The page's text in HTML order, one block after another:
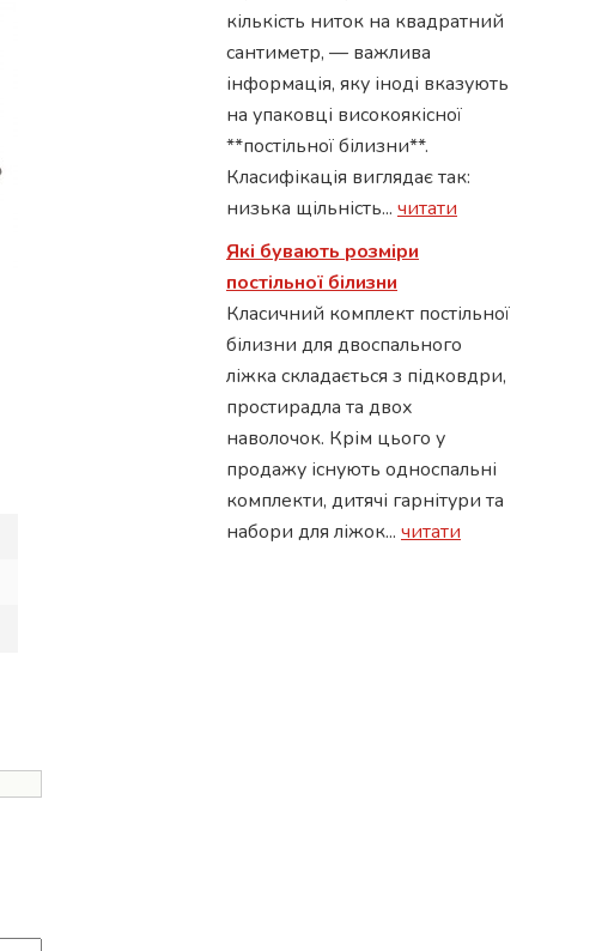
кількість ниток на квадратний
сантиметр, — важлива
інформація, яку іноді вказують
на упаковці високоякісної
**постільної білизни**.
Класифікація виглядає так:
низька щільність... читати
Які бувають розміри
постільної білизни
Класичний комплект постільної
білизни для двоспального
ліжка складається з підковдри,
простирадла та двох
наволочок. Крім цього у
продажу існують односпальні
комплекти, дитячі гарнітури та
набори для ліжок... читати